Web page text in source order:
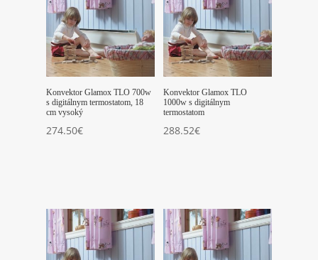
Konvektor Glamox TLO 700w
s digitálnym termostatom, 18
cm vysoký
274.50€
Konvektor Glamox TLO
1000w s digitálnym
termostatom
288.52€